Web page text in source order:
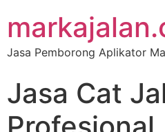
Jasa Pemborong Aplikator
Jasa Cat